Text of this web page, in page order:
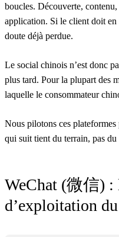
boucles. Découverte,
application. Si le client doit en
doute déjà perdue.
Le social chinois n’est donc
plus tard. Pour la plupart des
laquelle le consommateur
Nous pilotons ces
qui suit tient du terrain, pas du
WeChat (微信) :
d’exploitation